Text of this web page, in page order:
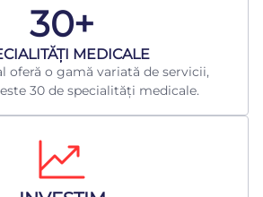
30+
MEDICALE
oferă o gamă variată de servicii,
30 de specialități medicale.